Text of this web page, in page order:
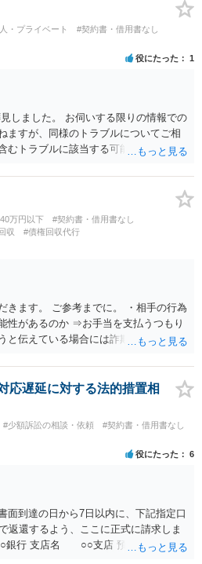
・プライベート
#契約書・借用書なし
役にたった 1
しました。 お伺いする限りの情報での
ますが、同様のトラブルについてご相
むトラブルに該当する可能性があるで
金手渡しではなく、指定口座への振込
特定できる可能性もあるでしょう。 い
寄りの警察署に被害相談に行くことを
万円以下
#契約書・借用書なし
収 #債権回収代行
きます。 ご参考までに。 ・相手の行為
性があるのか ⇒お手当を支払うつもり
と伝えている場合には詐欺罪に該当す
履行請求として３０万円を請求するこ
の契約は、売春防止法に抵触する契約
契約として 民法上無効（民法９０
できない可能性が高いです。 ・相手の
も対応可能なのか ⇒訴訟等の裁判上の
として相手方の住所・氏名を把握して
応遅延に対する法的措置相
#少額訴訟の相談・依頼
#契約書・借用書なし
役にたった 6
面到達の日から7日以内に、下記指定口
返還するよう、ここに正式に請求しま
銀行 支店名 ○○支店 預金種別 普通